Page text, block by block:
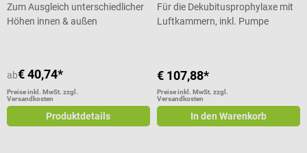
Zum Ausgleich unterschiedlicher
Höhen innen & außen
ab€ 40,74*
Preise inkl. MwSt. zzgl.
Versandkosten
Produktdetails
Für die Dekubitusprophylaxe mit
Luftkammern, inkl. Pumpe
€ 107,88*
Preise inkl. MwSt. zzgl.
Versandkosten
In den Warenkorb